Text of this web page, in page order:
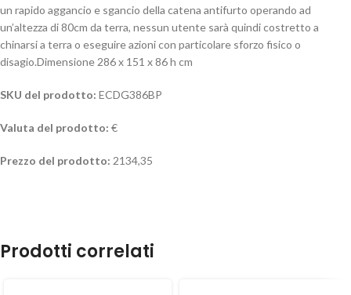
un rapido aggancio e sgancio della catena antifurto operando ad
un’altezza di 80cm da terra, nessun utente sarà quindi costretto a
chinarsi a terra o eseguire azioni con particolare sforzo fisico o
disagio.Dimensione 286 x 151 x 86 h cm
SKU del prodotto: ECDG386BP
Valuta del prodotto: €
Prezzo del prodotto: 2134,35
Prodotti correlati